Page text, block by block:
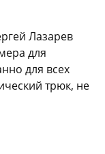
Лазарев
для
для всех
трюк, не